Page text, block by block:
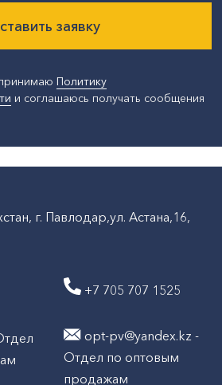
заявку
Политику
и соглашаюсь получать сообщения
г. Павлодар,ул. Астана,16,
+7 705 707 1525
opt-pv@yandex.kz -
Отдел по оптовым
продажам